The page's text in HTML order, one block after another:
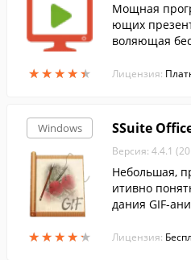
★★★★★
★★★★★
Мощная
ющих
воляющая
сию и
Лицензия:
Windows
★★★★★
★★★★★
SSuite
Версия: 4.4.1
Небольшая,
итивно
дания GIF-
Лицензия: